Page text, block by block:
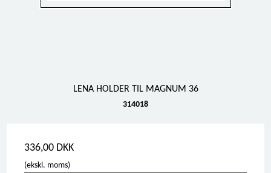
LENA HOLDER TIL MAGNUM 36
314018
336,00 DKK
(ekskl. moms)